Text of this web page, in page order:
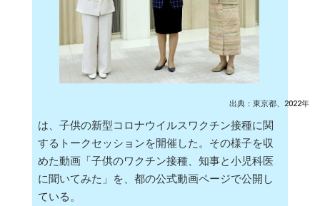
出典：東京都、2022年
は、子供の新型コロナウイルスワクチン接種に関
するトークセッションを開催した。その様子を収
めた動画「子供のワクチン接種、知事と小児科医
に聞いてみた」を、都の公式動画ページで公開し
ている。